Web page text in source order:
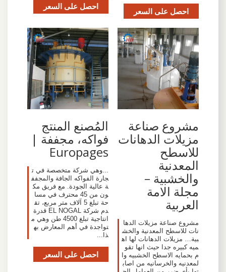
احصل على السعر احصل على السعر
مشروع صناعة
مزيلات الدهانات
للاسطح
المعدنية
والخشبية –
مجلة الامة
العربية
مشروع صناعة مزيلات الدها
نات للاسطح المعدنية والخش
بية… مزيلات الدهانات لها اه
ميه كبيره جدا حيث انها تقو
م بحمايه الاسطح الخشبيه وا
لمعدنيه والخرسانيه من اصاب
المُصنع المنتج
فواكه، مجففة |
Europages
...وهي شركة متخصصة في ت
جارة الفواكه الجافة والمجفف
ة عالية الجودة. مع فريق مك
ون من 45 محترف في مسا
حة تبلغ 5 آلاف متر مربع، تق
دم شركة EL NOGAL قدرة
انتاجية تبلغ 4500 طن وهي م
تواجدة في أهم المعارض به
ذا...
احصل على السعر